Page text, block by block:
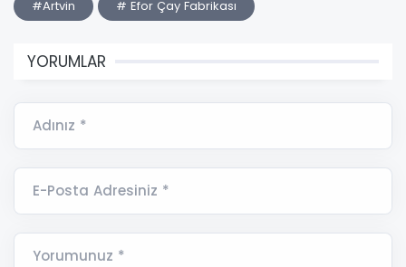
#Artvin # Efor Çay Fabrikası
YORUMLAR
Adınız *
E-Posta Adresiniz *
Yorumunuz *